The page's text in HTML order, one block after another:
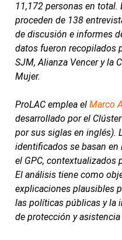
11,172 personas en
proceden de 138
de discusión e informes
datos fueron recopilados
SJM, Alianza Vencer y la
Mujer.
ProLAC emplea el Marco
desarrollado por el
por sus siglas en inglés).
identificados se basan
el GPC, contextualizados
El análisis tiene como
explicaciones plausibles
las políticas públicas y la
de protección y